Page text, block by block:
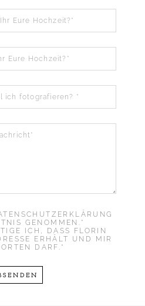
GENOMMEN.
ICH, DASS FLORIN
ERHÄLT UND MIR
DARF.